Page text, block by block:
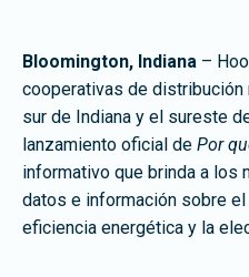
Bloomington, Indiana –
cooperativas de
sur de Indiana y el sureste
lanzamiento oficial de Por
informativo que brinda a los
datos e información sobre
eficiencia energética y la